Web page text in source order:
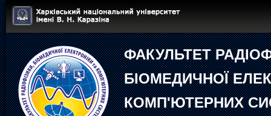
ФАКУЛЬТЕТ
БIОМЕДИЧНОЇ
КОМП'ЮТЕРНИХ